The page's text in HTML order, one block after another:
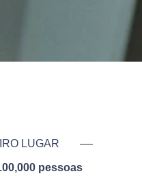
LUGAR
pessoas